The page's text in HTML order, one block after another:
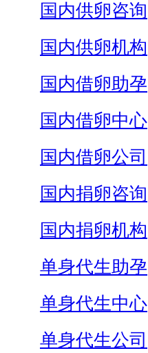
国内供卵咨询
国内供卵机构
国内借卵助孕
国内借卵中心
国内借卵公司
国内捐卵咨询
国内捐卵机构
单身代生助孕
单身代生中心
单身代生公司